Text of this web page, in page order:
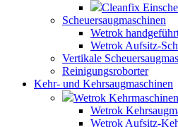
Cleanfix
Scheuersaugmaschinen
Wetrok
Wetrok Aufsitz-
Vertikale
Reinigungsroborter
Kehr- und Kehrsaugmaschinen
Wetrok Kehrmaschinen
Wetrok
Wetrok Aufsitz-